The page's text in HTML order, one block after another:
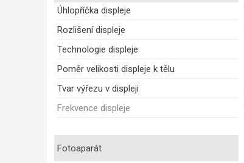
Úhlopříčka displeje
Rozlišení displeje
Technologie displeje
Poměr velikosti displeje k tělu
Tvar výřezu v displeji
Frekvence displeje
Fotoaparát